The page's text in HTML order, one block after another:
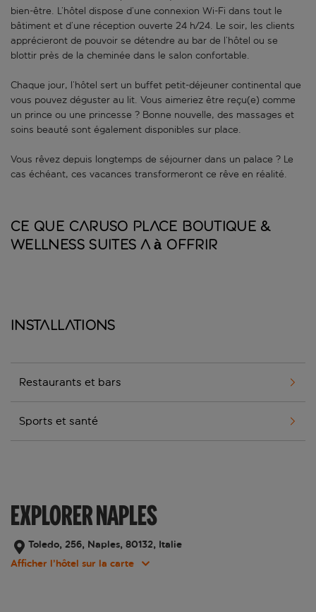
bien-être. L’hôtel dispose d’une connexion Wi-Fi dans tout le
bâtiment et d’une réception ouverte 24 h/24. Le soir, les clients
apprécieront de pouvoir se détendre au bar de l’hôtel ou se
blottir près de la cheminée dans le salon confortable.
Chaque jour, l’hôtel sert un buffet petit-déjeuner continental que
vous pouvez déguster au lit. Vous aimeriez être reçu(e) comme
un prince ou une princesse ? Bonne nouvelle, des massages et
soins beauté sont également disponibles sur place.
Vous rêvez depuis longtemps de séjourner dans un palace ? Le
cas échéant, ces vacances transformeront ce rêve en réalité.
Ce que Caruso Place Boutique &
Wellness Suites a à offrir
Installations
Restaurants et bars
Sports et santé
EXPLORER NAPLES
Toledo, 256, Naples, 80132, Italie
Afficher l’hôtel sur la carte